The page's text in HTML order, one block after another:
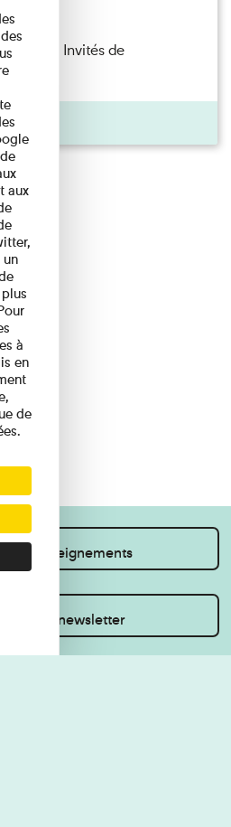
Les Invités de
...
renseignements
à la newsletter
aux
un
à
en
de